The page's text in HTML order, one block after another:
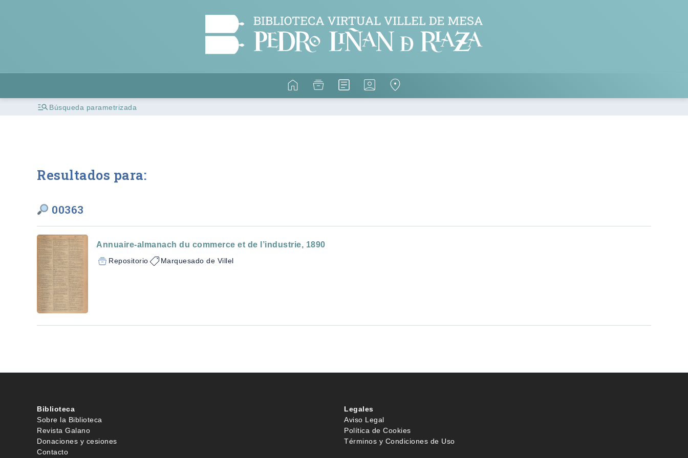
Búsqueda parametrizada
Resultados para:
00363
Annuaire-almanach du commerce et de l’industrie, 1890
Repositorio Marquesado de Villel
Biblioteca
Sobre la Biblioteca
Revista Galano
Donaciones y cesiones
Contacto
Legales
Aviso Legal
Política de Cookies
Términos y Condiciones de Uso